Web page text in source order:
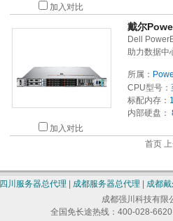
加入对比
加入对比
戴尔
Dell
助力数据中
所属：
CPU型号：
标配内存：
内部硬盘：
首页
四川服务器总代理 成都服务器总代理
成都
成都强川科技有限
全国免长途热线：400-028-